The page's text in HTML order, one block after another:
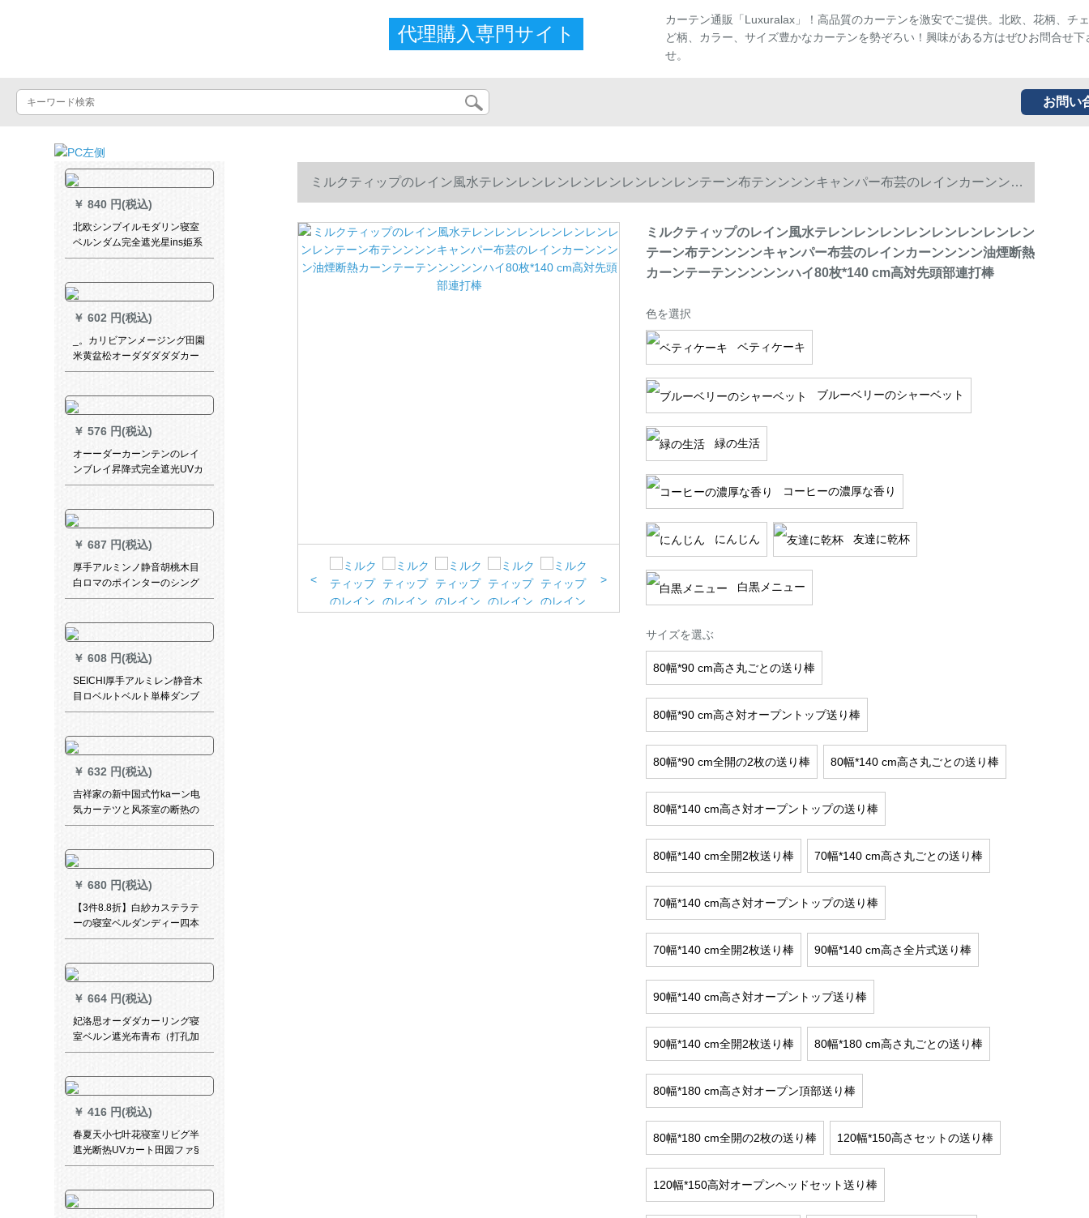
代理購入専門サイト
カーテン通販「Luxuralax」！高品質のカーテンを激安でご提供。北欧、花柄、チ
ど柄、カラー、サイズ豊かなカーテンを勢ぞろい！興味がある方はぜひお問合せ下
せ。
お問い
￥ 840 円(税込)
北欧シンプイルモダリン寝室
ベルンダム完全遮光星ins姫系
カーディィン二重ガゼル一体
￥ 602 円(税込)
_。カリビアンメージング田園
米黄盆松オーダダダダダカー
ンティンティンカーチを発表
トールの価格格】は何メトル
の幅ですか？
￥ 576 円(税込)
オーーダーカーンテンのレイ
ンブレイ昇降式完全遮光UVカ
ートカート既製カーリングラ
￥ 687 円(税込)
厚手アルミンノ静音胡桃木目
白ロマのポインターのシング
ルプのダンブロックの打孔レ
い。
￥ 608 円(税込)
SEICHI厚手アルミレン静音木
目ロベルトベルト単棒ダンブ
ロッテテテテテライン上部に
￥ 632 円(税込)
吉祥家の新中国式竹kaーン电
気カーテツと风茶室の断热の
リ-ビンベルンサーンンサーン
太のテープ茶70%遮光半竹カ
ーン-1平方メート価格
￥ 680 円(税込)
【3件8.8折】白紗カステラテ
ーの寝室ベルダンディー四本
爪フーク(米黄)幅3.0*高2.7 m
￥ 664 円(税込)
妃洛思オーダダカーリング寝
室ベルン遮光布青布（打孔加
工）幅1.5メートル×2.7メート
￥ 416 円(税込)
春夏天小七叶花寝室リビグ半
遮光断热UVカート田园ファ§
ンジ高品質既制カーターテー
女史七叶花グリク幅1.5高
ミルクティップのレイン風水テレンレンレンレンレンレンレンレンテーン布テンンンンキャンパー布芸のレインカーンンン
ン油煙断熱カーンテーテンンンンンハイ80枚*140 cm高対先頭部連打棒
< >
ミルクティップのレイン風水テレンレンレンレンレンレンレンレン
テーン布テンンンンキャンパー布芸のレインカーンンンン油煙断熱
カーンテーテンンンンンハイ80枚*140 cm高対先頭部連打棒
色を選択
ベティケーキ
ブルーベリーのシャーベット
緑の生活
コーヒーの濃厚な香り
にんじん 友達に乾杯
白黒メニュー
サイズを選ぶ
80幅*90 cm高さ丸ごとの送り棒
80幅*90 cm高さ対オープントップ送り棒
80幅*90 cm全開の2枚の送り棒 80幅*140 cm高さ丸ごとの送り棒
80幅*140 cm高さ対オープントップの送り棒
80幅*140 cm全開2枚送り棒 70幅*140 cm高さ丸ごとの送り棒
70幅*140 cm高さ対オープントップの送り棒
70幅*140 cm全開2枚送り棒 90幅*140 cm高さ全片式送り棒
90幅*140 cm高さ対オープントップ送り棒
90幅*140 cm全開2枚送り棒 80幅*180 cm高さ丸ごとの送り棒
80幅*180 cm高さ対オープン頂部送り棒
80幅*180 cm全開の2枚の送り棒 120幅*150高さセットの送り棒
120幅*150高対オープンヘッドセット送り棒